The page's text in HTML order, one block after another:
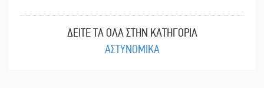
ΔΕΙΤΕ ΤΑ ΟΛΑ ΣΤΗΝ ΚΑΤΗΓΟΡΙΑ
ΑΣΤΥΝΟΜΙΚΑ